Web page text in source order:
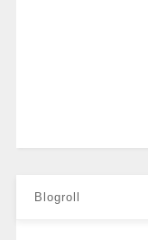
Blogroll